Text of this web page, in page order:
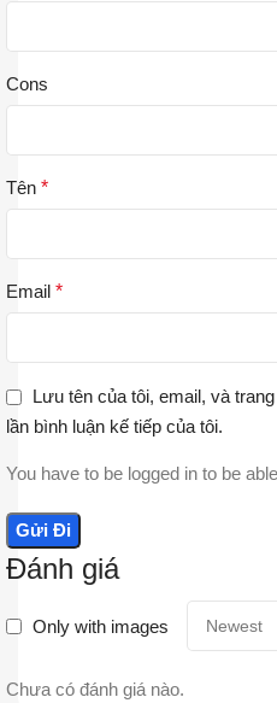
Đánh giá
Only with images
Chưa có đánh giá nào.
Cons
Tên *
Email *
Lưu tên của tôi, email, và
lần bình luận kế tiếp của tôi.
You have to be logged in to be